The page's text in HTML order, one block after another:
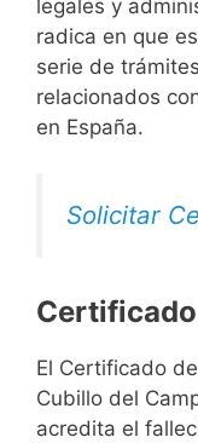
legales y
radica en que
serie de
relacionados
en España.
Solicitar
El Certificado
Cubillo del
acredita el